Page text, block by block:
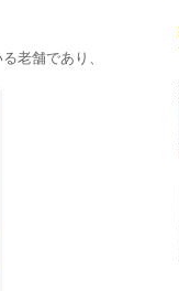
老舗であり、